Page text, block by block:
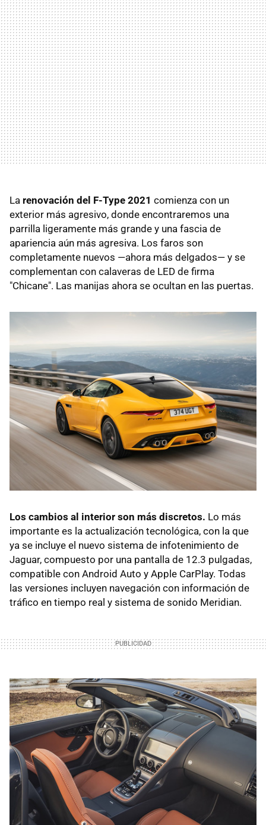
La renovación del F-Type 2021 comienza con un
exterior más agresivo, donde encontraremos una
parrilla ligeramente más grande y una fascia de
apariencia aún más agresiva. Los faros son
completamente nuevos —ahora más delgados— y se
complementan con calaveras de LED de firma
"Chicane". Las manijas ahora se ocultan en las puertas.
Los cambios al interior son más discretos. Lo más
importante es la actualización tecnológica, con la que
ya se incluye el nuevo sistema de infotenimiento de
Jaguar, compuesto por una pantalla de 12.3 pulgadas,
compatible con Android Auto y Apple CarPlay. Todas
las versiones incluyen navegación con información de
tráfico en tiempo real y sistema de sonido Meridian.